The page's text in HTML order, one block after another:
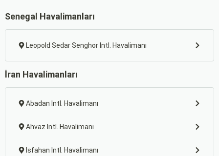
Senegal Havalimanları
Leopold Sedar Senghor Intl. Havalimanı
İran Havalimanları
Abadan Intl. Havalimanı
Ahvaz Intl. Havalimanı
Isfahan Intl. Havalimanı